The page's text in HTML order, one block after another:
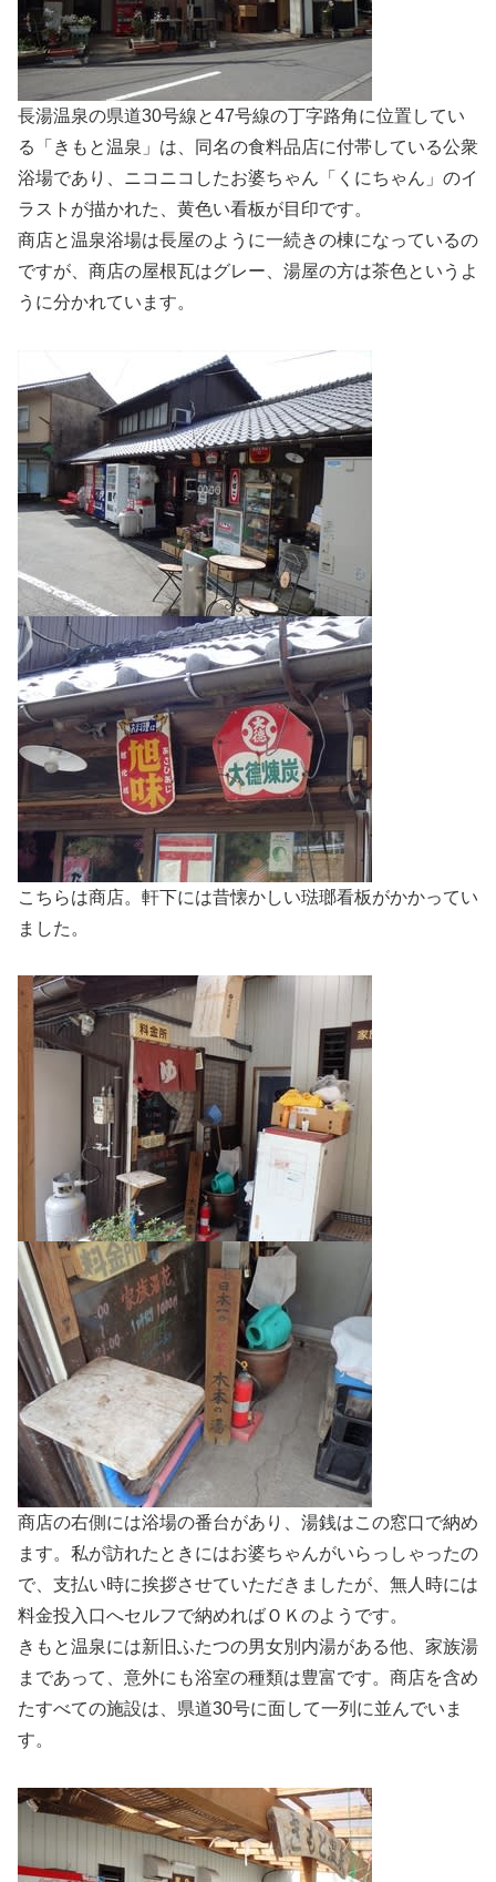
長湯温泉の県道30号線と47号線の丁字路角に位置してい
る「きもと温泉」は、同名の食料品店に付帯している公衆
浴場であり、ニコニコしたお婆ちゃん「くにちゃん」のイ
ラストが描かれた、黄色い看板が目印です。
商店と温泉浴場は長屋のように一続きの棟になっているの
ですが、商店の屋根瓦はグレー、湯屋の方は茶色というよ
うに分かれています。
こちらは商店。軒下には昔懐かしい琺瑯看板がかかってい
ました。
商店の右側には浴場の番台があり、湯銭はこの窓口で納め
ます。私が訪れたときにはお婆ちゃんがいらっしゃったの
で、支払い時に挨拶させていただきましたが、無人時には
料金投入口へセルフで納めればＯＫのようです。
きもと温泉には新旧ふたつの男女別内湯がある他、家族湯
まであって、意外にも浴室の種類は豊富です。商店を含め
たすべての施設は、県道30号に面して一列に並んでいま
す。